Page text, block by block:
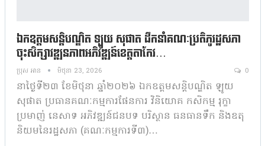
ឯកឧត្តមសន្តិបណ្ឌិត ឡូយ សុផាត ដឹកនាំគណៈប្រតិភូរដ្ឋសភា
ចុះសិក្សាវឌ្ឍនភាពអភិវឌ្ឍន៍ខេត្តតាកែវ…
ប្រុស អាន មិថុនា 23, 2026 0
នាថ្ងៃទី២៣ ខែមិថុនា ឆ្នាំ២០២៦ ឯកឧត្តមសន្តិបណ្ឌិត ឡូយ
សុផាត ប្រធានគណៈកម្មការផែនការ វិនិយោគ កសិកម្ម រុក្ខា
ប្រមាញ់ នេសាទ អភិវឌ្ឍន៍ជនបទ បរិស្ថាន ធនធានទឹក និងឧតុ
និយមនៃរដ្ឋសភា (គណៈកម្មការទី៣)…